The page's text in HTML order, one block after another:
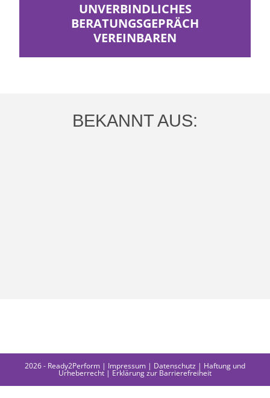
UNVERBINDLICHES
BERATUNGSGEPRÄCH
VEREINBAREN
BEKANNT AUS:
2026 - Ready2Perform | Impressum | Datenschutz | Haftung und
Urheberrecht | Erklärung zur Barrierefreiheit